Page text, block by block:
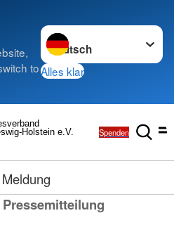
to
Sprache wechseln zu
Alles klar
Holstein e.V. Spenden
Meldung
Pressemitteilung